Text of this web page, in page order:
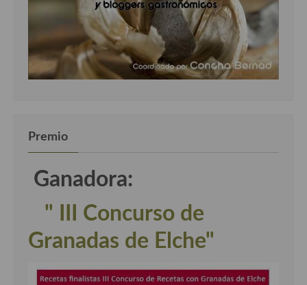
Premio
Ganadora:
" III Concurso de
Granadas de Elche"